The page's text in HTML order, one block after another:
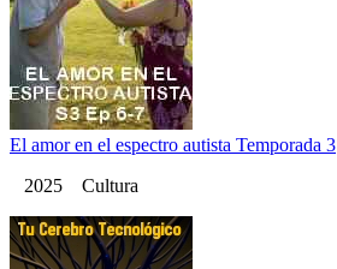
El amor en el espectro autista Temporada 3
2025 Cultura